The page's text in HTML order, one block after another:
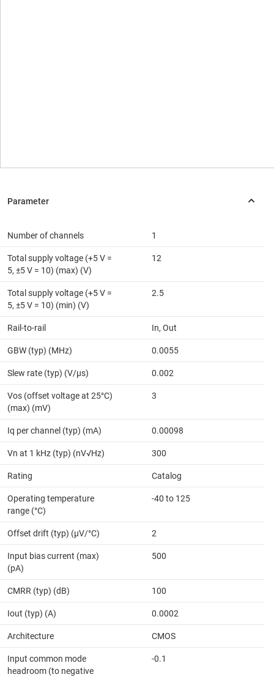
Number of channels 1
Total supply voltage (+5 V =
5, ±5 V = 10) (max) (V)
12
Total supply voltage (+5 V =
5, ±5 V = 10) (min) (V)
2.5
Rail-to-rail In, Out
GBW (typ) (MHz) 0.0055
Slew rate (typ) (V/µs) 0.002
Vos (offset voltage at 25°C)
(max) (mV)
3
Iq per channel (typ) (mA) 0.00098
Vn at 1 kHz (typ) (nV√Hz) 300
Rating Catalog
Operating temperature
range (°C)
-40 to 125
Offset drift (typ) (µV/°C) 2
Input bias current (max)
(pA)
500
CMRR (typ) (dB) 100
Iout (typ) (A) 0.0002
Architecture CMOS
Input common mode
headroom (to negative
-0.1